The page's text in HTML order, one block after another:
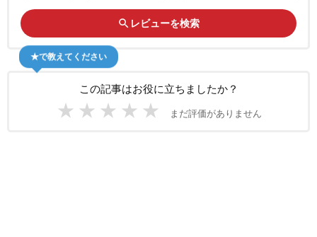
search レビューを検索
この記事はお役に立ちましたか？
★ ★ ★ ★ ★ まだ評価がありません
★で教えてください